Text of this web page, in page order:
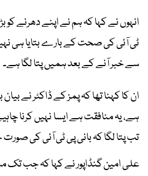
انہوں نے کہا کہ ہم نے اپنے دھرنے کو
ٹی آئی کی صحت کے بارے بتایا ہی
سے خبر آنے کے بعد ہمیں پتا لگا ہے۔
ان کا کہنا تھا کہ پمز کے ڈاکٹر نے
ہے، یہ منافقت ہے ایسا نہیں کرنا
تب پتا لگا کہ بانی پی ٹی آئی کی
علی امین گنڈاپور نے کہا کہ جب تک